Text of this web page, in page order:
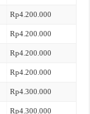
Rp4.200.000
Rp4.200.000
Rp4.200.000
Rp4.200.000
Rp4.300.000
Rp4.300.000